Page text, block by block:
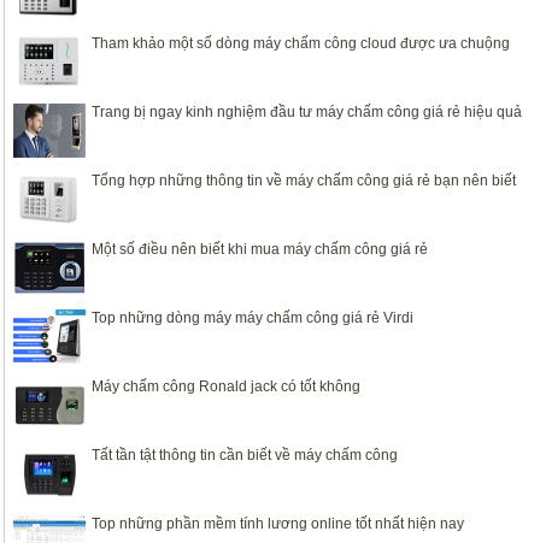
Tham khảo một số dòng máy chấm công cloud được ưa chuộng
Trang bị ngay kinh nghiệm đầu tư máy chấm công giá rẻ hiệu quả
Tổng hợp những thông tin về máy chấm công giá rẻ bạn nên biết
Một số điều nên biết khi mua máy chấm công giá rẻ
Top những dòng máy máy chấm công giá rẻ Virdi
Máy chấm công Ronald jack có tốt không
Tất tần tật thông tin cần biết về máy chấm công
Top những phần mềm tính lương online tốt nhất hiện nay